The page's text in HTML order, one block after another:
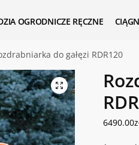
OGRODNICZE RĘCZNE
do gałęzi RDR120
6490.00